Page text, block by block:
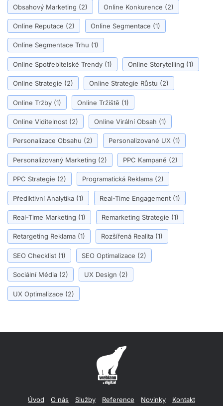
Obsahový Marketing (2) Online Konkurence (2)
Online Reputace (2) Online Segmentace (1)
Online Segmentace Trhu (1)
Online Spotřebitelské Trendy (1) Online Storytelling (1)
Online Strategie (2) Online Strategie Růstu (2)
Online Tržby (1) Online Tržiště (1)
Online Viditelnost (2) Online Virální Obsah (1)
Personalizace Obsahu (2) Personalizované UX (1)
Personalizovaný Marketing (2) PPC Kampaně (2)
PPC Strategie (2) Programatická Reklama (2)
Přediktivní Analytika (1) Real-Time Engagement (1)
Real-Time Marketing (1) Remarketing Strategie (1)
Retargeting Reklama (1) Rozšířená Realita (1)
SEO Checklist (1) SEO Optimalizace (2)
Sociální Média (2) UX Design (2)
UX Optimalizace (2)
Úvod O nás Služby Reference Novinky Kontakt